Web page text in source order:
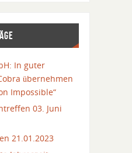
In guter
übernehmen
Impossible“
03. Juni
21.01.2023